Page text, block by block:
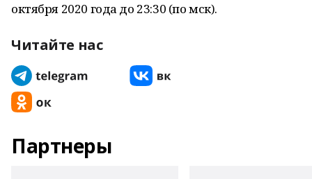
октября 2020 года до 23:30 (по мск).
Читайте нас
Партнеры